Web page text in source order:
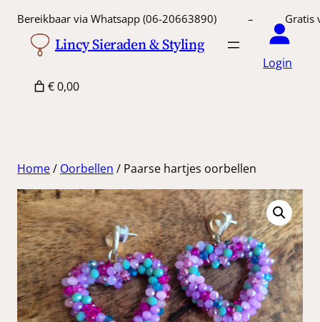
GaBereikbaar via Whatsapp (06-20663890) –
Lincy Sieraden & Styling
Login
€ 0,00
Home/ Oorbellen / Paarse hartjes oorbellen